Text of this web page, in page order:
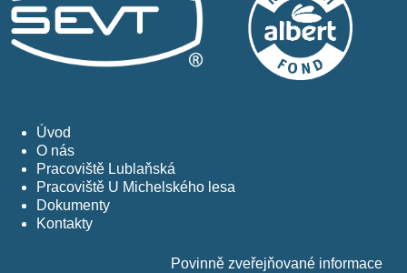
Úvod
O nás
Pracoviště Lublaňská
Pracoviště U Michelského lesa
Dokumenty
Kontakty
Povinně zveřejňované informace